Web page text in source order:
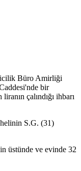
Büro Amirliği
bir
çalındığı ihbarı
S.G. (31)
üstünde ve evinde 32